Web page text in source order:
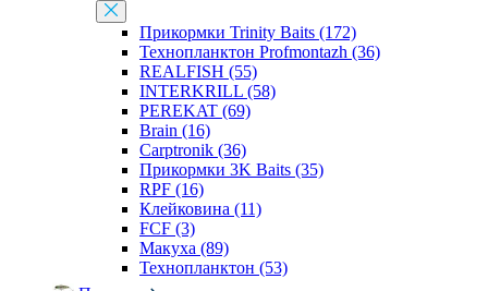
Прикормки Trinity Baits (172)
Технопланктон Profmontazh (36)
REALFISH (55)
INTERKRILL (58)
PEREKAT (69)
Brain (16)
Carptronik (36)
Прикормки 3K Baits (35)
RPF (16)
Клейковина (11)
FCF (3)
Макуха (89)
Технопланктон (53)